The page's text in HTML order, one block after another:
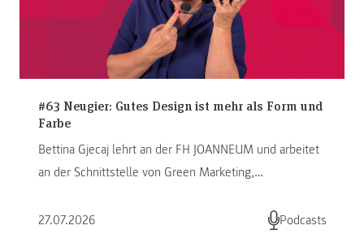
#63 Neugier: Gutes Design ist mehr als Form und
Farbe
Bettina Gjecaj lehrt an der FH JOANNEUM und arbeitet
an der Schnittstelle von Green Marketing,
27.07.2026
Podcasts